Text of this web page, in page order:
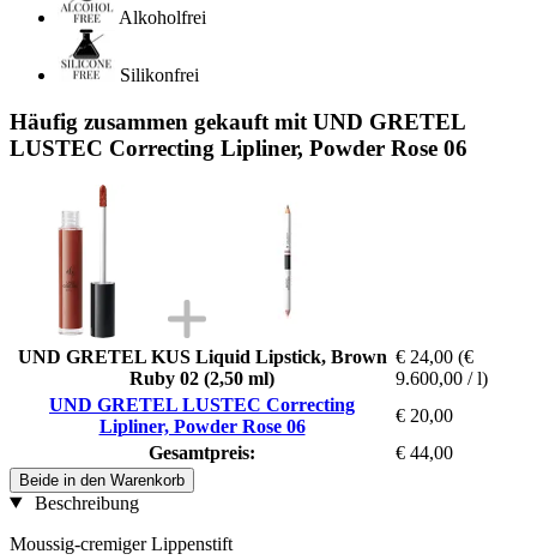
Alkoholfrei
Silikonfrei
Häufig zusammen gekauft mit UND GRETEL
LUSTEC Correcting Lipliner, Powder Rose 06
UND GRETEL KUS Liquid Lipstick, Brown
Ruby 02 (2,50 ml)
€ 24,00 (€
9.600,00 / l)
UND GRETEL LUSTEC Correcting
Lipliner, Powder Rose 06
€ 20,00
Gesamtpreis:
€ 44,00
Beide in den Warenkorb
Beschreibung
Moussig-cremiger Lippenstift